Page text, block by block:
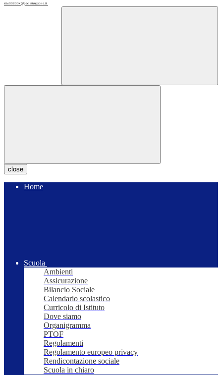
siis00800x@pec.istruzione.it
close
Home
Scuola
Ambienti
Assicurazione
Bilancio Sociale
Calendario scolastico
Curricolo di Istituto
Dove siamo
Organigramma
PTOF
Regolamenti
Regolamento europeo privacy
Rendicontazione sociale
Scuola in chiaro